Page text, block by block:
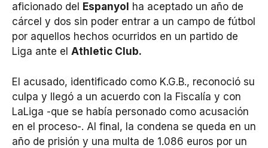
aficionado del
Espanyol
ha aceptado un año de
cárcel y dos sin poder entrar a un campo de fútbol
por aquellos hechos ocurridos en un partido de
Liga ante el Athletic Club.
El acusado, identificado como K.G.B., reconoció su
culpa y llegó a un acuerdo con la Fiscalía y con
LaLiga -que se había personado como acusación
en el proceso-. Al final, la condena se queda en un
año de prisión y una multa de 1.086 euros por un